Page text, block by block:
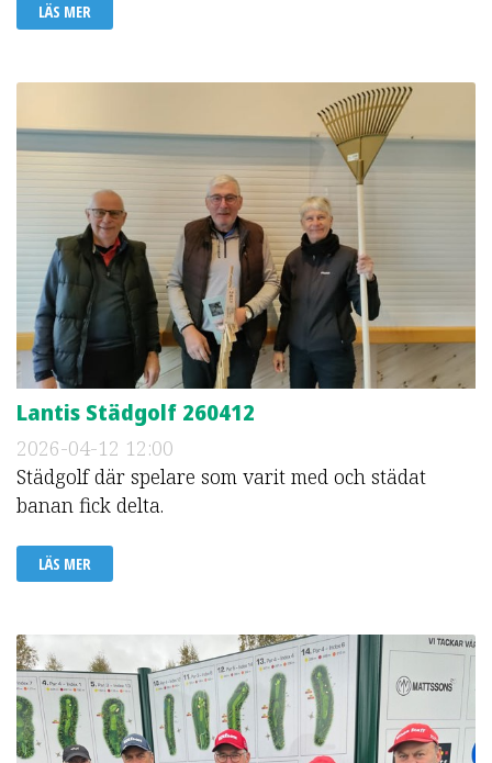
LÄS MER
Lantis Städgolf 260412
2026-04-12 12:00
Städgolf där spelare som varit med och städat
banan fick delta.
LÄS MER